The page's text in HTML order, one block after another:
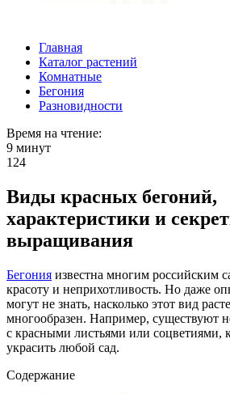
Главная
Каталог растений
Комнатные
Бегония
Разновидности
Время на чтение:
9 минут
124
Виды красных бегоний,
характеристики и
выращивания
Бегония известна многим российским
красоту и неприхотливость. Но даже
могут не знать, насколько этот вид
многообразен. Например, существуют
с красными листьями или соцветиями,
украсить любой сад.
Содержание